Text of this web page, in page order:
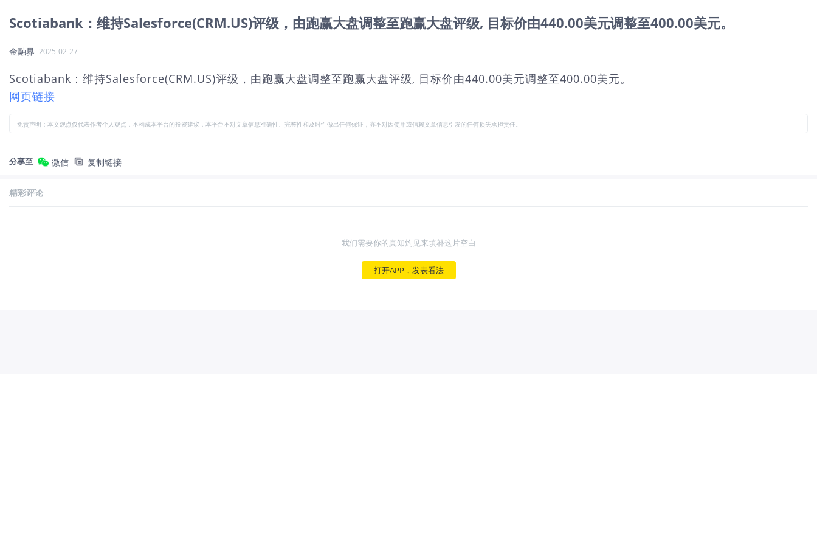
Scotiabank：维持Salesforce(CRM.US)评级，由跑赢大盘调整至跑赢大盘评级, 目标价由440.00美元调整至400.00美元。
金融界 2025-02-27
Scotiabank：维持Salesforce(CRM.US)评级，由跑赢大盘调整至跑赢大盘评级, 目标价由440.00美元调整至400.00美元。
网页链接
免责声明：本文观点仅代表作者个人观点，不构成本平台的投资建议，本平台不对文章信息准确性、完整性和及时性做出任何保证，亦不对因使用或信赖文章信息引发的任何损失承担责任。
分享至 微信 复制链接
精彩评论
我们需要你的真知灼见来填补这片空白
打开APP，发表看法